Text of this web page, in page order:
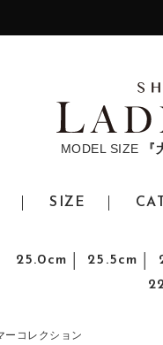
MODEL SIZE
SIZE
25.0cm 25.5cm
ーコレクション